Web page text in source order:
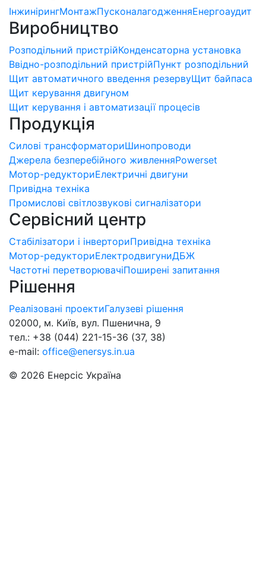
ІнжинірингМонтажПусконалагодженняЕнергоаудит
Виробництво
Розподільний пристрійКонденсаторна установка
Ввідно-розподільний пристрійПункт розподільний
Щит автоматичного введення резервуЩит байпаса
Щит керування двигуном
Щит керування і автоматизації процесів
Продукція
Силові трансформаториШинопроводи
Джерела безперебійного живленняPowerset
Мотор-редукториЕлектричні двигуни
Привідна техніка
Промислові світлозвукові сигналізатори
Сервісний центр
Стабілізатори і інверториПривідна техніка
Мотор-редукториЕлектродвигуниДБЖ
Частотні перетворювачіПоширені запитання
Рішення
Реалізовані проектиГалузеві рішення
02000, м. Київ, вул. Пшенична, 9
тел.: +38 (044) 221-15-36 (37, 38)
e-mail: office@enersys.in.ua
© 2026 Енерсіс Україна